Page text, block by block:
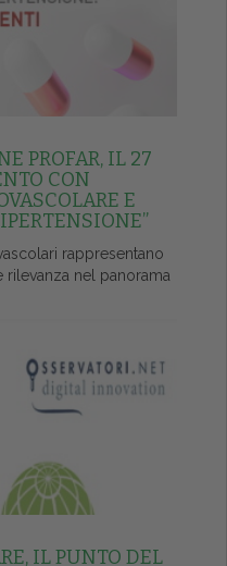
PROFAR, IL 27
CON
E
rappresentano
nel panorama
IL PUNTO DEL